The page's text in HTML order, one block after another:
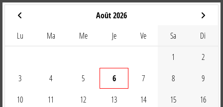
Août 2026
Lu Ma Me Je Ve Sa Di
1 2
3 4 5 6 7 8 9
10 11 12 13 14 15 16